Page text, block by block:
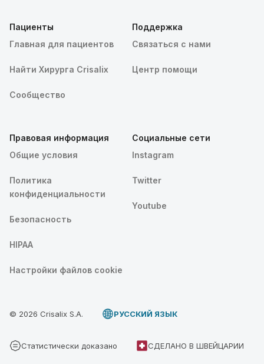
Пациенты
Главная для пациентов
Найти Хирурга Crisalix
Сообщество
Поддержка
Связаться с нами
Центр помощи
Правовая информация
Общие условия
Политика
конфиденциальности
Безопасность
HIPAA
Настройки файлов cookie
Социальные сети
Instagram
Twitter
Youtube
© 2026 Crisalix S.A. PУССКИЙ ЯЗЫК
Статистически доказано СДЕЛАНО В ШВЕЙЦАРИИ